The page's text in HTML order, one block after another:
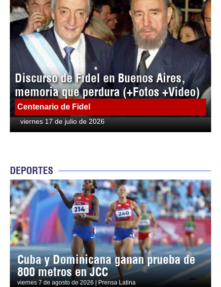
Discurso de Fidel en Buenos Aires,
memoria que perdura (+Fotos +Video)
Centenario de Fidel
viernes 17 de julio de 2026
DEPORTES
Cuba y Dominicana ganan prueba de
800 metros en JCC
viernes 7 de agosto de 2026 | Prensa Latina